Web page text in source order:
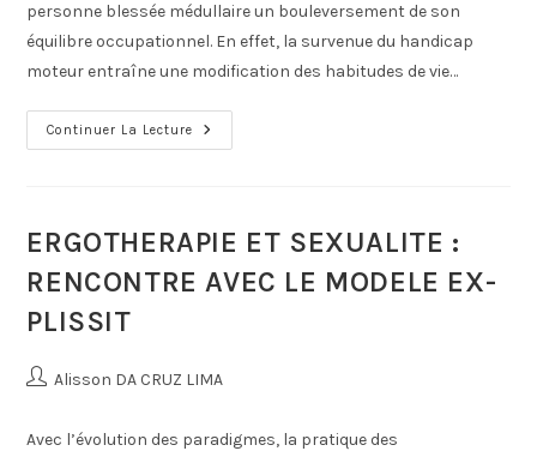
personne blessée médullaire un bouleversement de son
équilibre occupationnel. En effet, la survenue du handicap
moteur entraîne une modification des habitudes de vie…
Continuer La Lecture
ERGOTHERAPIE ET SEXUALITE :
RENCONTRE AVEC LE MODELE EX-
PLISSIT
Alisson DA CRUZ LIMA
Avec l’évolution des paradigmes, la pratique des